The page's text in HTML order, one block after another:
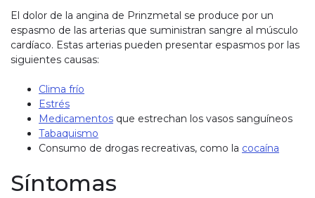
El dolor de la angina de Prinzmetal se produce por un
espasmo de las arterias que suministran sangre al músculo
cardíaco. Estas arterias pueden presentar espasmos por las
siguientes causas:
Clima frío
Estrés
Medicamentos que estrechan los vasos sanguíneos
Tabaquismo
Consumo de drogas recreativas, como la cocaína
Síntomas